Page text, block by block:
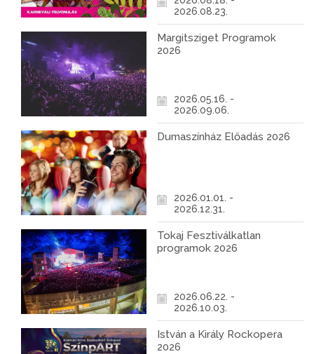
2026.08.23.
Margitsziget Programok
2026
2026.05.16. -
2026.09.06.
Dumaszínház Előadás 2026
2026.01.01. -
2026.12.31.
Tokaj Fesztiválkatlan
programok 2026
2026.06.22. -
2026.10.03.
István a Király Rockopera
2026